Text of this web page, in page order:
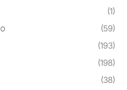
(1)
(59)
(193)
(198)
(38)